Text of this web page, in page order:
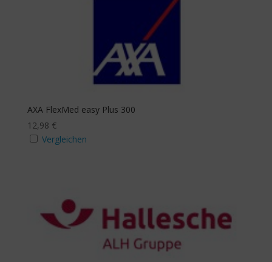
AXA FlexMed easy Plus 300
12,98 €
Vergleichen